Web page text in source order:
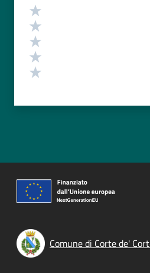
Valutazione
Comune di Corte de'